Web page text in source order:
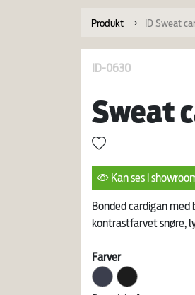
Produkt ID Sweat
ID-0630
Sweat
Kan ses i
Bonded cardigan
kontrastfarvet snøre,
Farver